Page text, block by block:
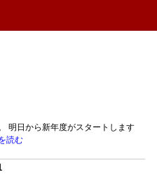
明日から新年度がスタートします
読む